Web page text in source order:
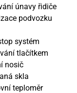
únavy řidiče
podvozku
systém
tlačítkem
nosič
skla
teploměr